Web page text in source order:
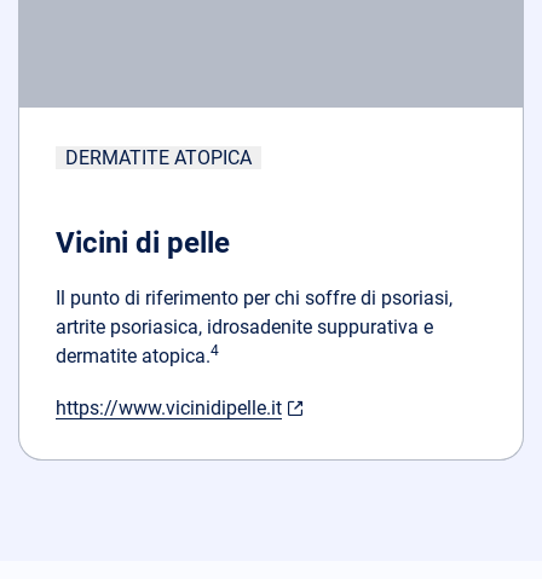
DERMATITE ATOPICA
Vicini di pelle
Il punto di riferimento per chi soffre di psoriasi,
artrite psoriasica, idrosadenite suppurativa e
dermatite atopica.4
https://www.vicinidipelle.it